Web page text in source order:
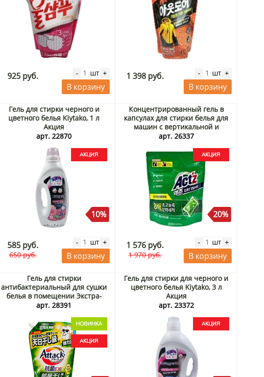
925 руб. - шт +
В корзину
1 398 руб. - шт +
В корзину
Гель для стирки черного и
цветного белья Kiytako, 1 л
Акция
арт. 22870
10%
585 руб.
650 руб.
- шт +
В корзину
Концентрированный гель в
капсулах для стирки белья для
машин с вертикальной и
горизонтальной загрузкой (для
Perfect Deep Clean Capsule
Pigeon, Корея, 28 шт Акция
арт. 26337
20%
1 576 руб.
1 970 руб.
- шт +
В корзину
Гель для стирки
антибактериальный для сушки
белья в помещении Экстра-
Атака (Attack EX) KAO, Япония,
арт. 28391
Гель для стирки для черного и
цветного белья Kiytako, 3 л
Акция
арт. 23372